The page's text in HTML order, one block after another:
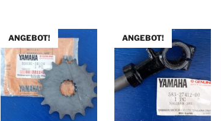
ANGEBOT! ANGEBOT!